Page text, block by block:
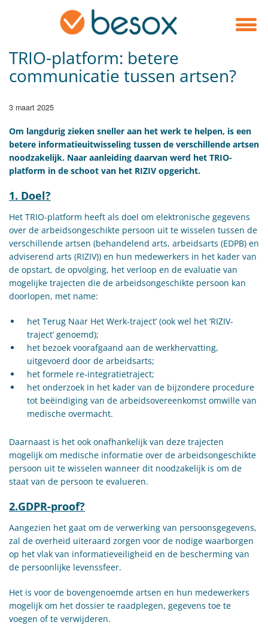
TRIO-platform: betere
communicatie tussen artsen?
3 maart 2025
Om langdurig zieken sneller aan het werk te helpen, is een
betere informatieuitwisseling tussen de verschillende artsen
noodzakelijk. Naar aanleiding daarvan werd het TRIO-
platform in de schoot van het RIZIV opgericht.
1. Doel?
Het TRIO-platform heeft als doel om elektronische gegevens
over de arbeidsongeschikte persoon uit te wisselen tussen de
verschillende artsen (behandelend arts, arbeidsarts (EDPB) en
adviserend arts (RIZIV)) en hun medewerkers in het kader van
de opstart, de opvolging, het verloop en de evaluatie van
mogelijke trajecten die de arbeidsongeschikte persoon kan
doorlopen, met name:
het Terug Naar Het Werk-traject’ (ook wel het ‘RIZIV-
traject’ genoemd);
het bezoek voorafgaand aan de werkhervatting,
uitgevoerd door de arbeidsarts;
het formele re-integratietraject;
het onderzoek in het kader van de bijzondere procedure
tot beëindiging van de arbeidsovereenkomst omwille van
medische overmacht.
Daarnaast is het ook onafhankelijk van deze trajecten
mogelijk om medische informatie over de arbeidsongeschikte
persoon uit te wisselen wanneer dit noodzakelijk is om de
staat van de persoon te evalueren.
2.GDPR-proof?
Aangezien het gaat om de verwerking van persoonsgegevens,
zal de overheid uiteraard zorgen voor de nodige waarborgen
op het vlak van informatieveiligheid en de bescherming van
de persoonlijke levenssfeer.
Het is voor de bovengenoemde artsen en hun medewerkers
mogelijk om het dossier te raadplegen, gegevens toe te
voegen of te verwijderen.